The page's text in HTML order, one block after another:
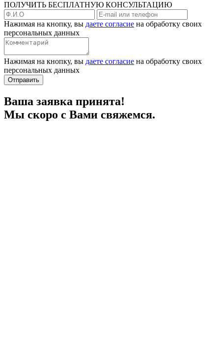
ПОЛУЧИТЬ БЕСПЛАТНУЮ КОНСУЛЬТАЦИЮ
Нажимая на кнопку, вы даете согласие на обработку своих
персональных данных
Нажимая на кнопку, вы даете согласие на обработку своих
персональных данных
Отправить
Ваша заявка принята!
Мы скоро с Вами свяжемся.